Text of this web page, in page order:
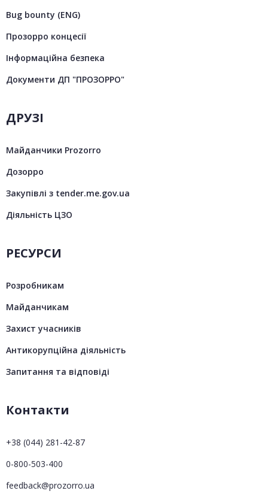
Bug bounty (ENG)
Прозорро концесії
Інформаційна безпека
Документи ДП "ПРОЗОРРО"
ДРУЗІ
Майданчики Prozorro
Дозорро
Закупівлі з tender.me.gov.ua
Діяльність ЦЗО
РЕСУРСИ
Розробникам
Майданчикам
Захист учасників
Антикорупційна діяльність
Запитання та відповіді
Контакти
+38 (044) 281-42-87
0-800-503-400
feedback@prozorro.ua